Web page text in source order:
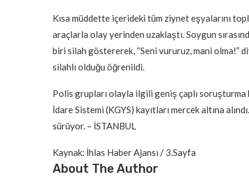
Kısa müddette içerideki tüm ziynet eşyalarını
araçlarla olay yerinden uzaklaştı. Soygun
biri silah göstererek, “Seni vururuz, mani olma!”
silahlı olduğu öğrenildi.
Polis grupları olayla ilgili geniş çaplı
İdare Sistemi (KGYS) kayıtları mercek altına
sürüyor. – İSTANBUL
Kaynak: İhlas Haber Ajansı / 3.Sayfa
About The Author